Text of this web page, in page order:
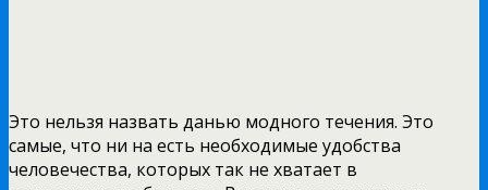
Это нельзя назвать данью модного течения. Это
самые, что ни на есть необходимые удобства
человечества, которых так не хватает в